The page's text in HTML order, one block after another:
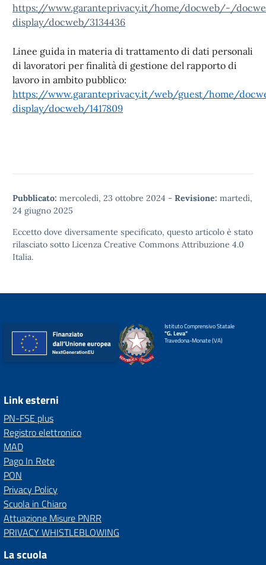
https://www.garanteprivacy.it/home/docweb/-/
display/docweb/3134436
Linee guida in materia di trattamento di dati personali
di lavoratori per finalità di gestione del rapporto di
lavoro in ambito pubblico:
https://www.garanteprivacy.it/web/guest/home/
display/docweb/1417809
Pubblicato: mercoledì, 23 ottobre 2024 - Revisione: martedì,
24 giugno 2025
Eccetto dove diversamente specificato, questo articolo è stato
rilasciato sotto Licenza Creative Commons Attribuzione 4.0
Italia.
Istituto Comprensivo Statale
"G. Leva"
Travedona-Monate (VA)
Link esterni
PN-FSE plus
Registro elettronico
MAD
Pago In Rete
PON
Privacy Policy
Scuola in Chiaro
Attuazione Misure PNRR
PRIVACY WHISTLEBLOWING
La scuola